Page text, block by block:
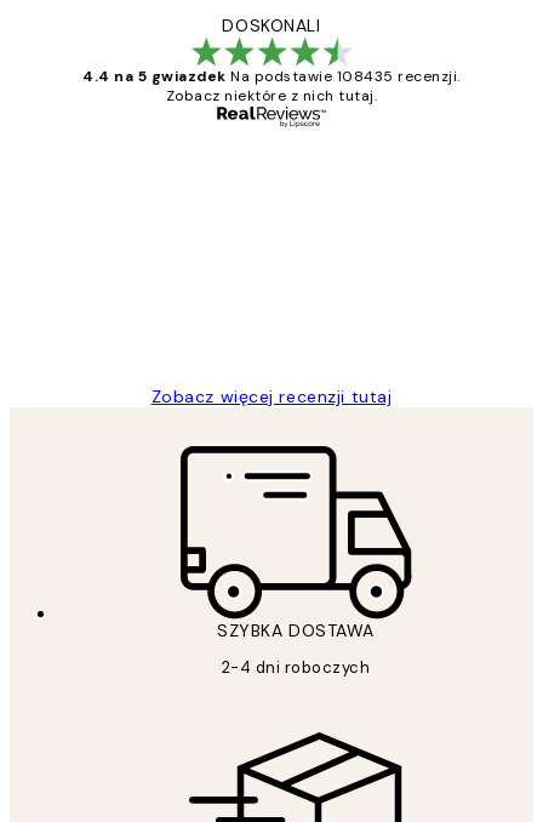
DOSKONALI
4.4 na 5 gwiazdek Na podstawie 108435 recenzji.
Zobacz niektóre z nich tutaj.
Zobacz więcej recenzji tutaj
SZYBKA DOSTAWA
2-4 dni roboczych